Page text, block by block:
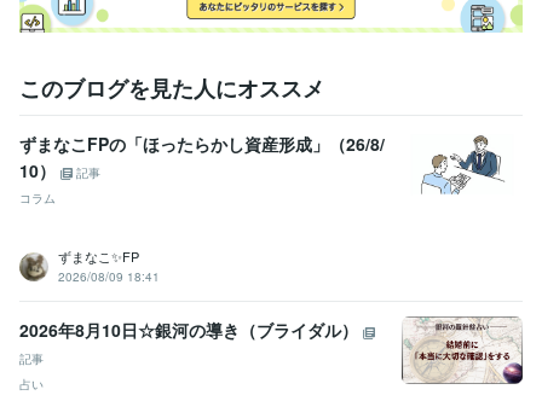
このブログを見た人にオススメ
ずまなこFPの「ほったらかし資産形成」（26/8/
10）
記事
コラム
ずまなこ✨FP
2026/08/09 18:41
2026年8月10日☆銀河の導き（ブライダル）
記事
占い